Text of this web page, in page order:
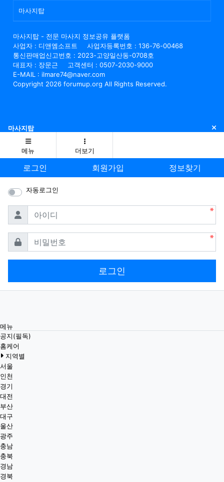
마사지탑
마사지탑 - 전문 마사지 정보공유 플랫폼
사업자 : 디앤엠소프트
사업자등록번호 : 136-76-00468
통신판매업신고번호 : 2023-고양일산동-0708호
대표자 : 장문근
고객센터 : 0507-2030-9000
E-MAIL : ilmare74@naver.com
Copyright 2026 forumup.org All Rights Reserved.
마사지탑 닫
메뉴 더보기
로그인 회원가입 정보찾기
자동로그인
아이디
비밀번호
로그인
메뉴
공지(필독)
홈케어
지역별
서울
인천
경기
대전
부산
대구
울산
광주
충남
충북
경남
경북